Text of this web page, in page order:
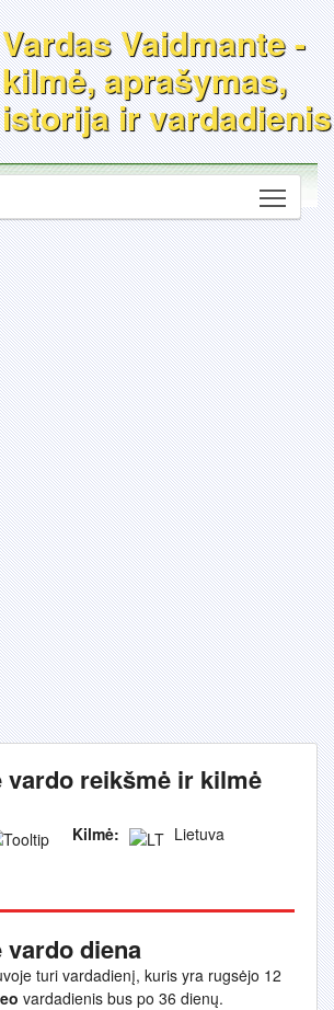
Vardas Vaidmante -
kilmė, aprašymas,
istorija ir vardadienis
vardo reikšmė ir kilmė
Kilmė: Lietuva
vardo diena
turi vardadienį, kuris yra rugsėjo 12
vardadienis bus po 36 dienų.